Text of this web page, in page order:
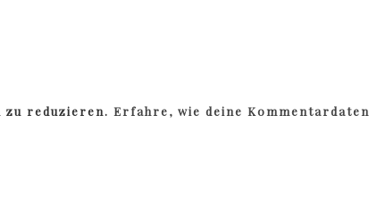
zu reduzieren.Erfahre, wie deine Kommentardaten